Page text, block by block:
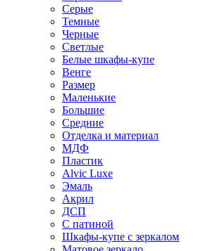
Серые
Темные
Черные
Светлые
Белые шкафы-купе
Венге
Размер
Маленькие
Большие
Средние
Отделка и материал
МДФ
Пластик
Alvic Luxe
Эмаль
Акрил
ДСП
С патиной
Шкафы-купе с зеркалом